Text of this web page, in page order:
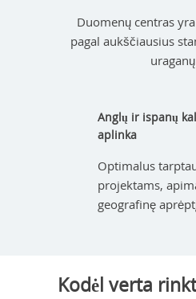
Duomenų centras
pagal aukščiausius
Anglų ir ispanų
aplinka
Optimalus
projektams,
geografinę
Kodėl verta